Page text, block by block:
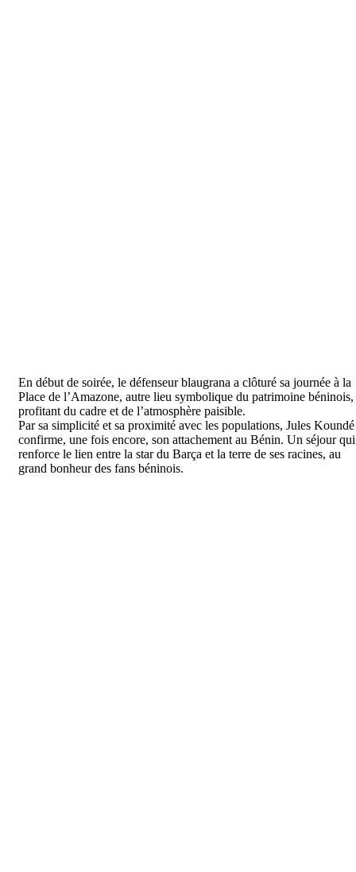
En début de soirée, le défenseur blaugrana a clôturé sa journée à la
Place de l’Amazone, autre lieu symbolique du patrimoine béninois,
profitant du cadre et de l’atmosphère paisible.
Par sa simplicité et sa proximité avec les populations, Jules Koundé
confirme, une fois encore, son attachement au Bénin. Un séjour qui
renforce le lien entre la star du Barça et la terre de ses racines, au
grand bonheur des fans béninois.